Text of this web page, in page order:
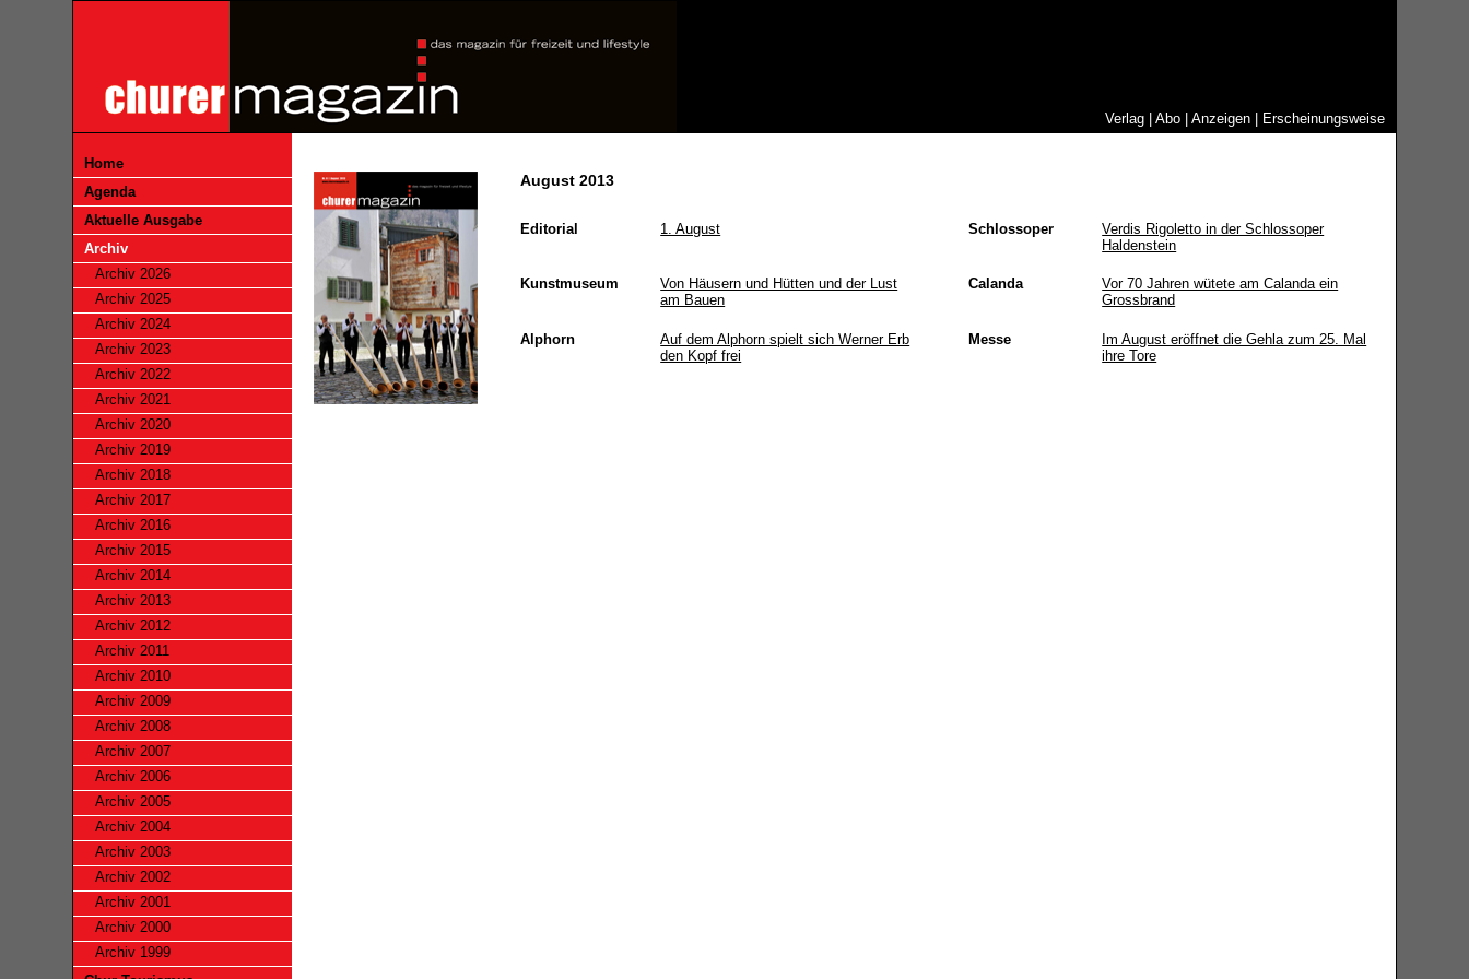
Verlag| Abo| Anzeigen| Erscheinungsweise
Home
Agenda
Aktuelle Ausgabe
Archiv
Archiv 2026
Archiv 2025
Archiv 2024
Archiv 2023
Archiv 2022
Archiv 2021
Archiv 2020
Archiv 2019
Archiv 2018
Archiv 2017
Archiv 2016
Archiv 2015
Archiv 2014
Archiv 2013
Archiv 2012
Archiv 2011
Archiv 2010
Archiv 2009
Archiv 2008
Archiv 2007
Archiv 2006
Archiv 2005
Archiv 2004
Archiv 2003
Archiv 2002
Archiv 2001
Archiv 2000
Archiv 1999
August 2013
Editorial 1. August Schlossoper
Verdis Rigoletto in der Schlossoper
Haldenstein
Kunstmuseum
Von Häusern und Hütten und der Lust
am Bauen
Calanda
Vor 70 Jahren wütete am Calanda ein
Grossbrand
Alphorn
Auf dem Alphorn spielt sich Werner Erb
den Kopf frei
Messe
Im August eröffnet die Gehla zum 25. Mal
ihre Tore